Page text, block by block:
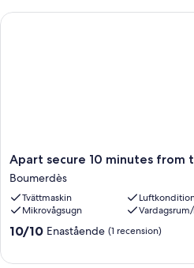
Apart
secure
10
minutes
from
the
Apart secure 10 minutes from
Boumerdès
Tvättmaskin
Mikrovågsugn
10.0
10/10 Enastående (1 recension)
Apart secure 10 minutes from the